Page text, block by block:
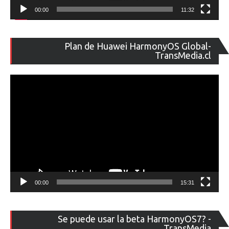
00:00 11:32
Plan de Huawei HarmonyOS Global-
TransMedia.cl
de
00:00 15:31
Se puede usar la beta HarmonyOS7? -
de